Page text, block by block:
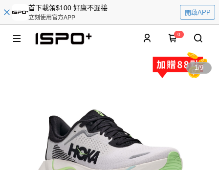
首下載領$100 好康不漏接
立刻使用官方APP
開啟APP
0
1/9